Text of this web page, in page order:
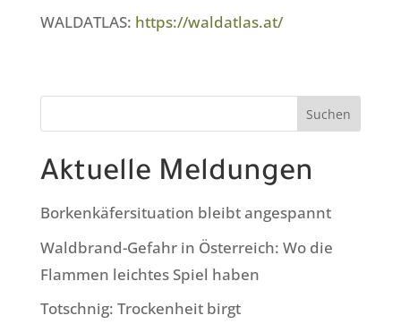
WALDATLAS: https://waldatlas.at/
Suchen
Aktuelle Meldungen
Borkenkäfersituation bleibt angespannt
Waldbrand-Gefahr in Österreich: Wo die
Flammen leichtes Spiel haben
Totschnig: Trockenheit birgt